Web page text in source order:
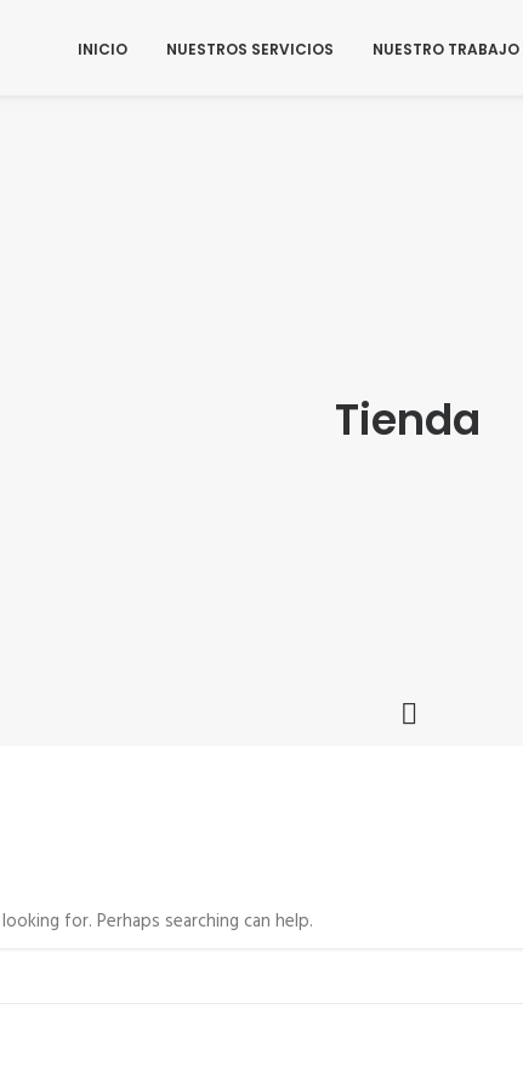
INICIO NUESTROS SERVICIOS NUESTRO TRABAJO
Tienda
for. Perhaps searching can help.